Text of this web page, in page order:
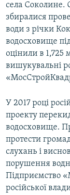
села Соколине.
збиралися
води з річки
водосховище
оцінили в 1,725
вишукувальні
У 2017 році
проекту
водосховище.
протести
слухань і
порушення
Підприємство
російської